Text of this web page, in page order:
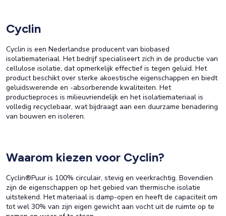
Cyclin
Cyclin is een Nederlandse producent van biobased
isolatiemateriaal. Het bedrijf specialiseert zich in de productie van
cellulose isolatie, dat opmerkelijk effectief is tegen geluid. Het
product beschikt over sterke akoestische eigenschappen en biedt
geluidswerende en -absorberende kwaliteiten. Het
productieproces is milieuvriendelijk en het isolatiemateriaal is
volledig recyclebaar, wat bijdraagt aan een duurzame benadering
van bouwen en isoleren.
Waarom kiezen voor Cyclin?
Cyclin®Puur is 100% circulair, stevig en veerkrachtig. Bovendien
zijn de eigenschappen op het gebied van thermische isolatie
uitstekend. Het materiaal is damp-open en heeft de capaciteit om
tot wel 30% van zijn eigen gewicht aan vocht uit de ruimte op te